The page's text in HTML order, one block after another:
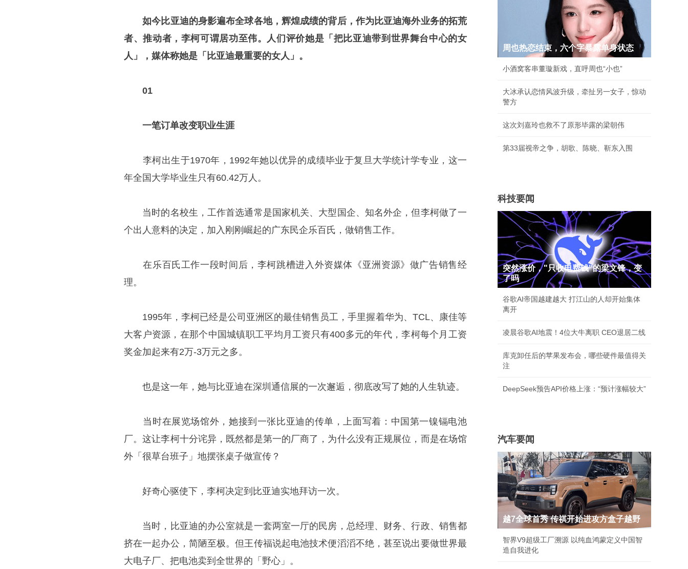
如今比亚迪的身影遍布全球各地，辉煌成绩的背后，作为比亚迪海外业务的拓荒
者、推动者，李柯可谓居功至伟。人们评价她是「把比亚迪带到世界舞台中心的女
人」，媒体称她是「比亚迪最重要的女人」。
01
一笔订单改变职业生涯
李柯出生于1970年，1992年她以优异的成绩毕业于复旦大学统计学专业，这一
年全国大学毕业生只有60.42万人。
当时的名校生，工作首选通常是国家机关、大型国企、知名外企，但李柯做了一
个出人意料的决定，加入刚刚崛起的广东民企乐百氏，做销售工作。
在乐百氏工作一段时间后，李柯跳槽进入外资媒体《亚洲资源》做广告销售经
理。
1995年，李柯已经是公司亚洲区的最佳销售员工，手里握着华为、TCL、康佳等
大客户资源，在那个中国城镇职工平均月工资只有400多元的年代，李柯每个月工资
奖金加起来有2万-3万元之多。
也是这一年，她与比亚迪在深圳通信展的一次邂逅，彻底改写了她的人生轨迹。
当时在展览场馆外，她接到一张比亚迪的传单，上面写着：中国第一镍镉电池
厂。这让李柯十分诧异，既然都是第一的厂商了，为什么没有正规展位，而是在场馆
外「很草台班子」地摆张桌子做宣传？
好奇心驱使下，李柯决定到比亚迪实地拜访一次。
当时，比亚迪的办公室就是一套两室一厅的民房，总经理、财务、行政、销售都
挤在一起办公，简陋至极。但王传福说起电池技术便滔滔不绝，甚至说出要做世界最
大电子厂、把电池卖到全世界的「野心」。
周也热恋结束，六个字暴露单身状态
小酒窝客串董璇新戏，直呼周也“小也”
大冰承认恋情风波升级，牵扯另一女子，惊动
警方
这次刘嘉玲也救不了原形毕露的梁朝伟
第33届视帝之争，胡歌、陈晓、靳东入围
科技要闻
突然涨价，"只收电费钱"的梁文锋，变
了吗
谷歌AI帝国越建越大 打江山的人却开始集体
离开
凌晨谷歌AI地震！4位大牛离职 CEO退居二线
库克卸任后的苹果发布会，哪些硬件最值得关
注
DeepSeek预告API价格上涨：“预计涨幅较大”
汽车要闻
越7全球首秀 传祺开始进攻方盒子越野
智界V9超级工厂溯源 以纯血鸿蒙定义中国智
造自我进化